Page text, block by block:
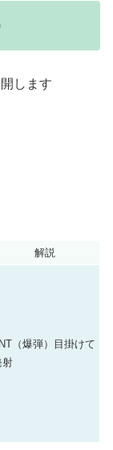
します
解説
（爆弾）目掛けて
射